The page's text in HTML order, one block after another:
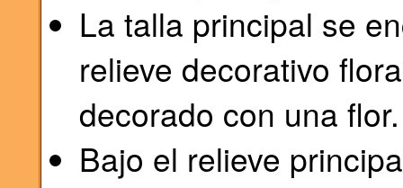
La talla principal se
relieve decorativo
decorado con una flor.
Bajo el relieve